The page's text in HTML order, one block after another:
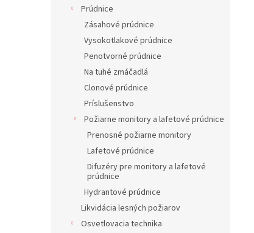
Prúdnice
Zásahové prúdnice
Vysokotlakové prúdnice
Penotvorné prúdnice
Na tuhé zmáčadlá
Clonové prúdnice
Príslušenstvo
Požiarne monitory a lafetové prúdnice
Prenosné požiarne monitory
Lafetové prúdnice
Difuzéry pre monitory a lafetové
prúdnice
Hydrantové prúdnice
Likvidácia lesných požiarov
Osvetlovacia technika